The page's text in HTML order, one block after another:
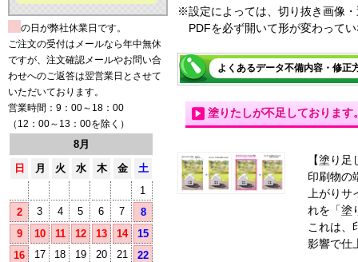
の日が弊社休業日です。
ご注文の受付はメールなら年中無休
ですが、注文確認メールやお問い合
わせへのご返答は翌営業日とさせて
いただいております。
営業時間：9：00～18：00
（12：00～13：00を除く）
8月
日
月 火 水 木 金
土
1
2
3 4 5 6 7
8
9
10 11 12 13 14
15
16
17 18 19 20 21
22
※設定によっては、切り抜き画像
PDFを必ず開いて形が変わって
よくあるデータ不備内容・修正
塗りたしが不足しております
【塗り
印刷物の
上がりサ
れを「塗
これは、
影響で仕